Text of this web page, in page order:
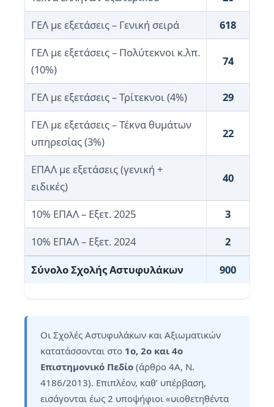
ΓΕΛ με εξετάσεις – Γενική σειρά
618
ΓΕΛ με εξετάσεις – Πολύτεκνοι κ.λπ.
(10%)
74
ΓΕΛ με εξετάσεις – Τρίτεκνοι (4%)
29
ΓΕΛ με εξετάσεις – Τέκνα θυμάτων
υπηρεσίας (3%)
22
ΕΠΑΛ με εξετάσεις (γενική +
ειδικές)
40
10% ΕΠΑΛ – Εξετ. 2025
3
10% ΕΠΑΛ – Εξετ. 2024
2
Σύνολο Σχολής Αστυφυλάκων
900
Οι Σχολές Αστυφυλάκων και Αξιωματικών
κατατάσσονται στο 1ο, 2ο και 4ο
Επιστημονικό Πεδίο (άρθρο 4Α, Ν.
4186/2013). Επιπλέον, καθ’ υπέρβαση,
εισάγονται έως 2 υποψήφιοι «υιοθετηθέντα